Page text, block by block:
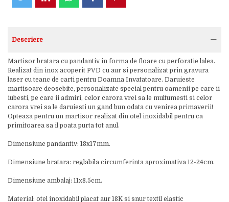
Descriere
Martisor bratara cu pandantiv in forma de floare cu perforatie lalea.
Realizat din inox acoperit PVD cu aur si personalizat prin gravura
laser cu teanc de carti pentru Doamna Invatatoare. Daruieste
martisoare deosebite, personalizate special pentru oamenii pe care ii
iubesti, pe care ii admiri, celor carora vrei sa le multumesti si celor
carora vrei sa le daruiesti un gand bun odata cu venirea primaverii!
Opteaza pentru un martisor realizat din otel inoxidabil pentru ca
primitoarea sa il poata purta tot anul.
Dimensiune pandantiv: 18x17mm.
Dimensiune bratara: reglabila circumferinta aproximativa 12-24cm.
Dimensiune ambalaj: 11x8.5cm.
Material: otel inoxidabil placat aur 18K si snur textil elastic